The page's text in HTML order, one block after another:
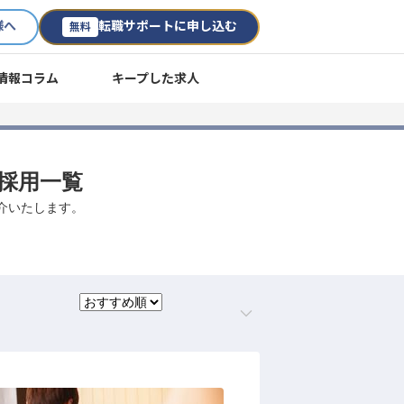
へ 無料 転職サポートに申し込む
報コラム キープした求人
用一覧
たします。